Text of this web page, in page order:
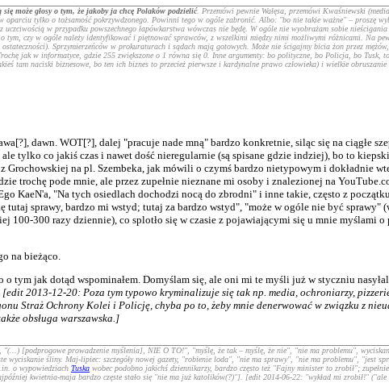
się może głosy o tym, że jakobyja chcę Polaków podzielić. Przemówi pewnie Wałęsa, przemówi Kwaśniewski
tylko o tożsamość pokrzywdzonego. Powinni tego w ogóle zabronić. Albo: "bo nie takie ważne" – proszę
w przypadku powszechnego łapówkarstwa wówczas nie będę. W ogóle nie wyobrażam sobie
czy w ogóle należy identyfikować i piętnować sprawców, z wszelkimi między nimi możliwymi różnicami. Na
Sprzymierzeńców w prokuraturach i sądach mają gotowych. Może nie ścigajmy bicia żon przez
jak w informatyce, gdzie 255 zwiększone o 1 równa się 0. Inne argumenty: bo polityczne, bo Policja, bo Tusk,
tam naciski biznesowe, bo ten ich biznes to przecież pierwsze i kardynalne prawo człowieka) i wielkie
dawn. WOT[?], dalej "pracuje nade mną" bardzo konkretnie, siląc się na ciągłe
tylko co jakiś czas i nawet dość nieregularnie (są spisane gdzie indziej), bo to
na pl. Szembeka, jak mówili o czymś bardzo nietypowym i dokładnie
trochę pode mnie, ale przez zupełnie nieznane mi osoby i znalezionej na
KaeN'a, "Na tych osiedlach dochodzi nocą do zbrodni" i inne takie, często z
sprawy, bardzo mi wstyd; tutaj za bardzo wstyd", "może w ogóle nie być sprawy"
100-300 razy dziennie), co splotło się w czasie z pojawiającymi się u mnie myślami
na bieżąco.
tym jak dotąd wspominałem. Domyślam się, ale oni mi te myśli już w styczniu
[edit 2013-12-20: Poza tym typowo kryminalizuje się tak np. media, ochroniarzy,
Straż Ochrony Kolei i Policję, chyba po to, żeby mnie denerwować w związku z
obsługa warszawska.]
[podprogowe prowadzenie myślenia], NIE O TO!", "myślę, że tak – myślę, że nie", "nie ma problemu",
wyciskanie śliny. Maj-lipiec: szczegóły nowej gazety, "robienie loda", "nie ma sprawy", "nie ma problemu", "jest
o wypowiedziach Tuska wobec podobno jakichś dziennikarzy, bardzo często też "Fajny minister to zrobił";
kwietnia-maja bardzo częste stało się "nie ma już katolików(?)"]. [edit 2014-06-22: "wykład mi zrobił!"